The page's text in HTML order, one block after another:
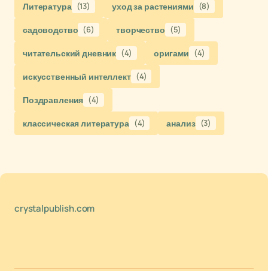
Литература (13) уход за растениями (8)
садоводство (6) творчество (5)
читательский дневник (4) оригами (4)
искусственный интеллект (4)
Поздравления (4)
классическая литература (4) анализ (3)
crystalpublish.com